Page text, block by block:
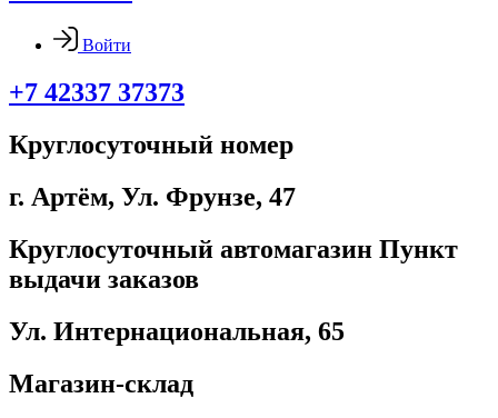
Войти
+7 42337 37373
Круглосуточный номер
г. Артём, ​Ул. Фрунзе, 47
Круглосуточный автомагазин Пункт
выдачи заказов
Ул. Интернациональная, 65
Магазин-склад